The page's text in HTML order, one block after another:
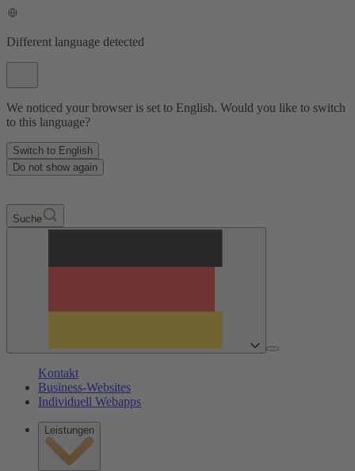
Different language detected
We noticed your browser is set to English. Would you like to switch
to this language?
Switch to English
Do not show again
Suche
Kontakt
Business-Websites
Individuell Webapps
Leistungen